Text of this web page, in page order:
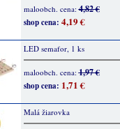
maloobch. cena:4,82 €
shop cena: 4,19 €
LED semafor, 1 ks
maloobch. cena:1,97 €
shop cena: 1,71 €
Malá žiarovka